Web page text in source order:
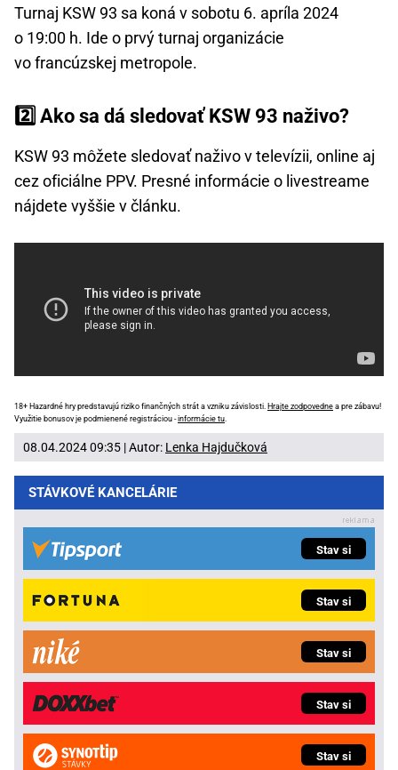
Turnaj KSW 93 sa koná v sobotu 6. apríla 2024
o 19:00 h. Ide o prvý turnaj organizácie
vo francúzskej metropole.
2️⃣ Ako sa dá sledovať KSW 93 naživo?
KSW 93 môžete sledovať naživo v televízii, online aj
cez oficiálne PPV. Presné informácie o livestreame
nájdete vyššie v článku.
18+ Hazardné hry predstavujú riziko finančných strát a vzniku závislosti. Hrajte zodpovedne a pre zábavu!
Využitie bonusov je podmienené registráciou -informácie tu.
08.04.2024 09:35 | Autor: Lenka Hajdučková
STÁVKOVÉ KANCELÁRIE
Stav si
Stav si
Stav si
Stav si
Stav si